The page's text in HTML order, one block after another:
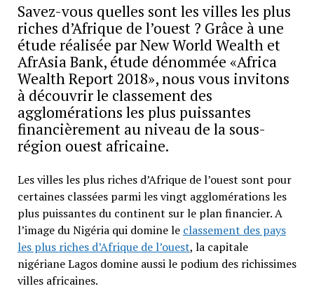
Savez-vous quelles sont les villes les plus
riches d’Afrique de l’ouest ? Grâce à une
étude réalisée par New World Wealth et
AfrAsia Bank, étude dénommée «Africa
Wealth Report 2018», nous vous invitons
à découvrir le classement des
agglomérations les plus puissantes
financièrement au niveau de la sous-
région ouest africaine.
Les villes les plus riches d’Afrique de l’ouest sont pour
certaines classées parmi les vingt agglomérations les
plus puissantes du continent sur le plan financier. A
l’image du Nigéria qui domine le classement des pays
les plus riches d’Afrique de l’ouest, la capitale
nigériane Lagos domine aussi le podium des richissimes
villes africaines.